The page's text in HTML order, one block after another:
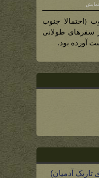
(احتمالا جنوب
سفرهای طولانی
آورده بود.
تاریک آدمیان)